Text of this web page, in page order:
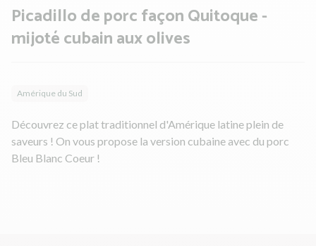
Picadillo de porc façon Quitoque -
mijoté cubain aux olives
Amérique du Sud
Découvrez ce plat traditionnel d'Amérique latine plein de
saveurs ! On vous propose la version cubaine avec du porc
Bleu Blanc Coeur !